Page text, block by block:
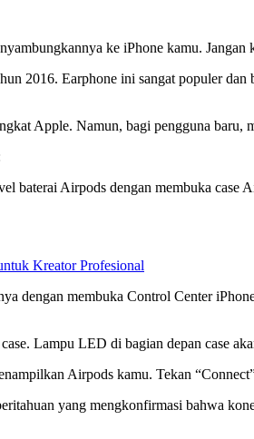
ke iPhone kamu.
2016. Earphone ini sangat populer
Apple. Namun, bagi pengguna
baterai Airpods dengan membuka
Kreator Profesional
dengan membuka Control Center
Lampu LED di bagian depan case
Airpods kamu. Tekan
yang mengkonfirmasi bahwa